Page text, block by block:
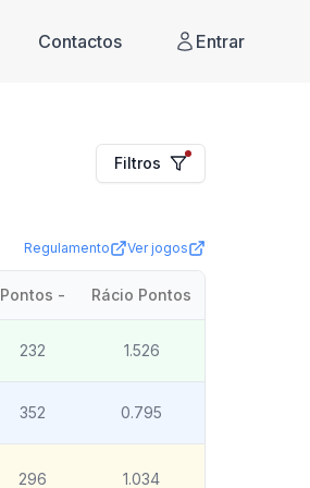
Contactos Entrar
Filtros
Regulamento Ver jogos
Pontos - Rácio Pontos
232 1.526
352 0.795
296 1.034